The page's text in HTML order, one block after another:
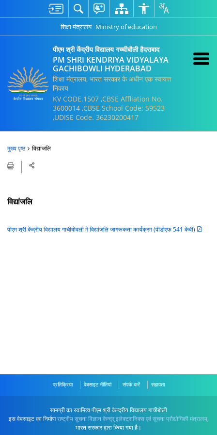
शिक्षा मंत्रालय Ministry of education
पीएम श्री केंद्रीय विद्यालय गच्चीबौली हैदराबाद
PM SHRI KENDRIYA VIDYALAYA
GACHIBOWLI HYDERABAD
शिक्षा मंत्रालय, भारत सरकार के अधीन एक स्वायत्त
निकाय
KV CODE.1507 ,CBSE Affliation No.
3600014 ,CBSE School Code: 59523
,UDISE Code. 36230200417
मुख्य पृष्ठ विद्यांजलि
विद्यांजलि
पीएम श्री केंद्रीय विद्यालय गाचीबोवली में विद्यांजलि जागरूकता कार्यक्रम (पीडीएफ 541 केबी)
प्रतिक्रिया वेबसाइट नीतियां संपर्क करें सहायता
सामग्री का स्वामित्व पीएम श्री केन्द्रीय विद्यालय गाचीबोली
इस वेबसाइट का निर्माणराष्ट्रीय सूचना विज्ञान केन्द्र,इलेक्ट्रानिक्स एवं सूचना प्रौद्योगिकी मंत्रालय,
भारत सरकार द्वारा किया गया है।